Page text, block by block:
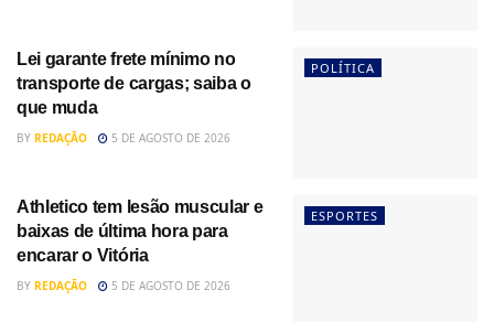
POLÍTICA
Lei garante frete mínimo no
transporte de cargas; saiba o
que muda
BY REDAÇÃO 5 DE AGOSTO DE 2026
ESPORTES
Athletico tem lesão muscular e
baixas de última hora para
encarar o Vitória
BY REDAÇÃO 5 DE AGOSTO DE 2026